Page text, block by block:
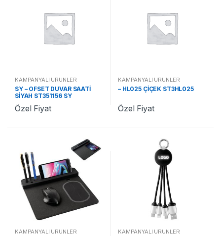
KAMPANYALI ÜRÜNLER
SY – OFSET DUVAR SAATİ
SİYAH ST351156 SY
Özel Fiyat
KAMPANYALI ÜRÜNLER
– HL025 ÇİÇEK ST3HL025
Özel Fiyat
KAMPANYALI ÜRÜNLER KAMPANYALI ÜRÜNLER